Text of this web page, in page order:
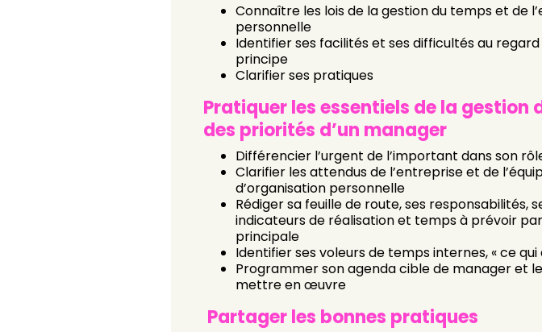
Connaître les lois de la gestion du temps et de
personnelle
Identifier ses facilités et ses difficultés au
principe
Clarifier ses pratiques
Pratiquer les essentiels de la gestion
des priorités d’un manager
Différencier l’urgent de l’important dans son
Clarifier les attendus de l’entreprise et de
d’organisation personnelle
Rédiger sa feuille de route, ses responsabilités,
indicateurs de réalisation et temps à prévoir
principale
Identifier ses voleurs de temps internes, « ce qui
Programmer son agenda cible de manager et
mettre en œuvre
Partager les bonnes pratiques